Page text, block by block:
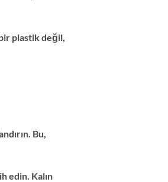
plastik değil,
Bu,
edin. Kalın